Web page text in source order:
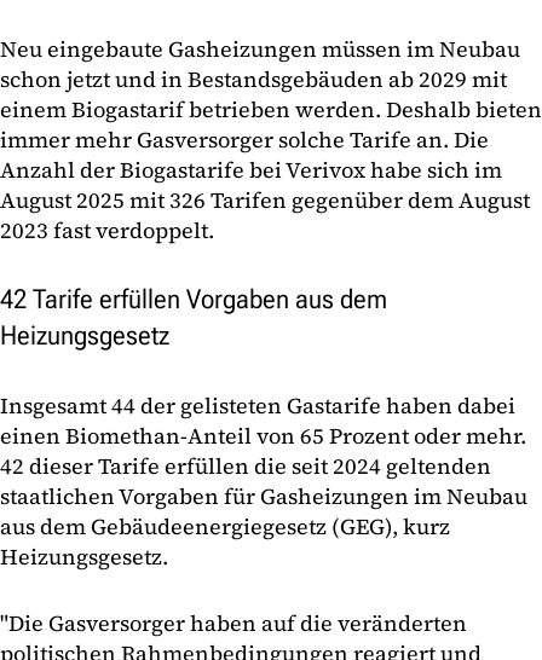
Neu eingebaute Gasheizungen müssen im Neubau
schon jetzt und in Bestandsgebäuden ab 2029 mit
einem Biogastarif betrieben werden. Deshalb bieten
immer mehr Gasversorger solche Tarife an. Die
Anzahl der Biogastarife bei Verivox habe sich im
August 2025 mit 326 Tarifen gegenüber dem August
2023 fast verdoppelt.
42 Tarife erfüllen Vorgaben aus dem
Heizungsgesetz
Insgesamt 44 der gelisteten Gastarife haben dabei
einen Biomethan-Anteil von 65 Prozent oder mehr.
42 dieser Tarife erfüllen die seit 2024 geltenden
staatlichen Vorgaben für Gasheizungen im Neubau
aus dem Gebäudeenergiegesetz (GEG), kurz
Heizungsgesetz.
"Die Gasversorger haben auf die veränderten
politischen Rahmenbedingungen reagiert und